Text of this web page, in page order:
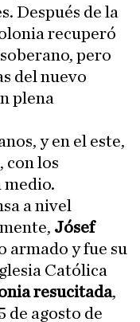
Después de la
recuperó
pero
del nuevo
plena
y en el este,
con los
medio.
a nivel
Jósef
armado y fue su
Católica
resucitada,
de agosto de